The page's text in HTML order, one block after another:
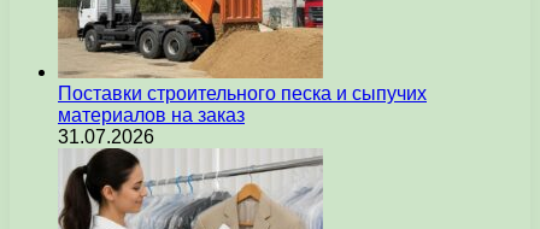
Поставки строительного песка и сыпучих
материалов на заказ
31.07.2026